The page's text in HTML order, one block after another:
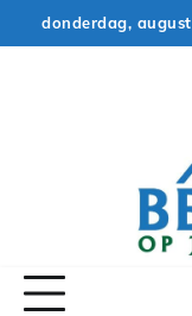
to
donderdag,